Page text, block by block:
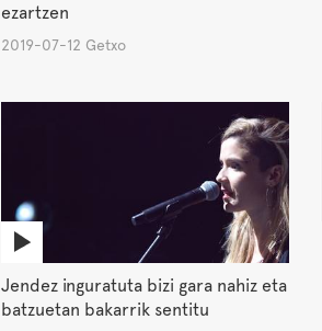
ezartzen
2019-07-12 Getxo
Jendez inguratuta bizi gara nahiz eta
batzuetan bakarrik sentitu